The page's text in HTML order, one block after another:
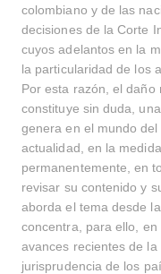
colombiano y de las
decisiones de la Corte
cuyos adelantos en la
la particularidad de los
Por esta razón, el daño
constituye sin duda,
genera en el mundo
actualidad, en la
permanentemente, en
revisar su contenido y
aborda el tema desde
concentra, para ello,
avances recientes de
jurisprudencia de los